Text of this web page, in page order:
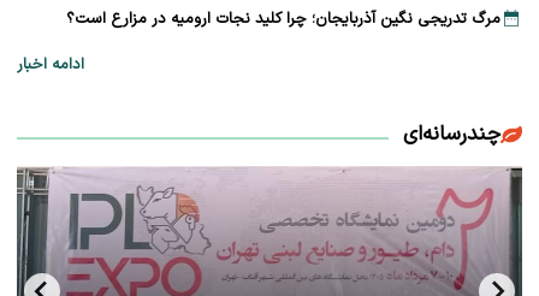
مرگ تدریجی نگین آذربایجان؛ چرا کلید نجات ارومیه در مزارع است؟
ادامه اخبار
چندرسانه‌ای